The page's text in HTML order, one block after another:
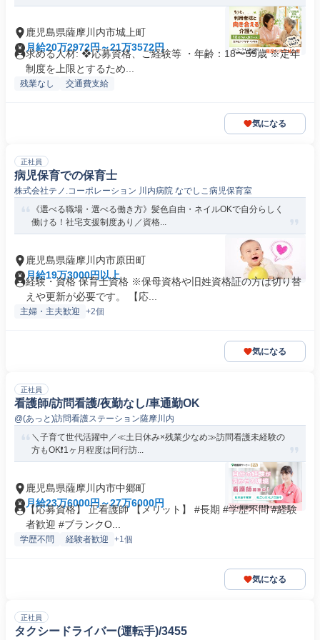
鹿児島県薩摩川内市城上町
月給20万2972円～21万3572円
求める人材: ❖応募資格、ご経験等 ・年齢：18〜59歳 ※定年
制度を上限とするため...
残業なし 交通費支給
気になる
正社員
病児保育での保育士
株式会社テノ.コーポレーション 川内病院 なでしこ病児保育室
《選べる職場・選べる働き方》髪色自由・ネイルOKで自分らしく
働ける！社宅支援制度あり／資格...
鹿児島県薩摩川内市原田町
月給19万3000円以上
経験・資格 保育士資格 ※保母資格や旧姓資格証の方は切り替
えや更新が必要です。 【応...
主婦・主夫歓迎 +2個
気になる
正社員
看護師/訪問看護/夜勤なし/車通勤OK
@(あっと)訪問看護ステーション薩摩川内
＼子育て世代活躍中／≪土日休み×残業少なめ≫訪問看護未経験の
方もOK❗️1ヶ月程度は同行訪...
鹿児島県薩摩川内市中郷町
月給23万6000円～27万6000円
【応募資格】 正看護師 【メリット】 #長期 #学歴不問 #経験
者歓迎 #ブランクO...
学歴不問 経験者歓迎 +1個
気になる
正社員
タクシードライバー(運転手)/3455